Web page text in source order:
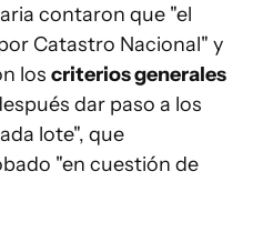
contaron que "el
Catastro Nacional" y
los criterios generales
dar paso a los
lote", que
"en cuestión de